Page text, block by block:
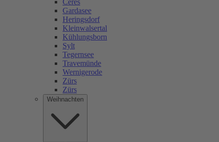
Ceres
Gardasee
Heringsdorf
Kleinwalsertal
Kühlungsborn
Sylt
Tegernsee
Travemünde
Wernigerode
Zürs
Zürs
Weihnachten